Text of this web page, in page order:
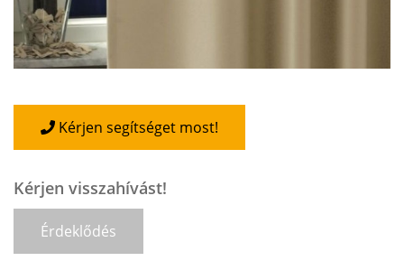
Kérjen segítséget most!
Kérjen visszahívást!
Érdeklődés